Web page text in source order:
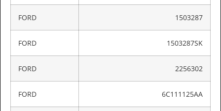
FORD 1503287
FORD 1503287SK
FORD 2256302
FORD 6C111125AA